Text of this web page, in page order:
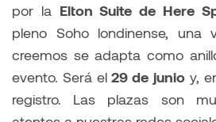
por la Elton Suite de Here
pleno Soho londinense, una
creemos se adapta como
evento. Será el 29 de junioy,
registro. Las plazas son